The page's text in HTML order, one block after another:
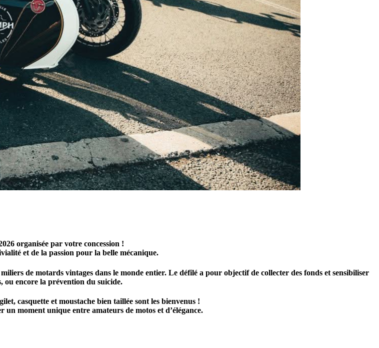
organisée par votre concession !
et de la passion pour la belle mécanique.
de motards vintages dans le monde entier. Le défilé a pour objectif de collecter des fonds et sensibiliser
ou encore la prévention du suicide.
casquette et moustache bien taillée sont les bienvenus !
un moment unique entre amateurs de motos et d’élégance.